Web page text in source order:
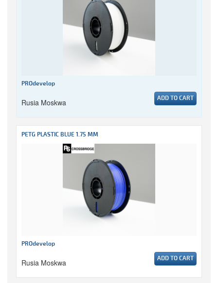
PROdevelop
Rusia Moskwa ADD TO CART
PETG PLASTIC BLUE 1.75 MM
PROdevelop
Rusia Moskwa ADD TO CART